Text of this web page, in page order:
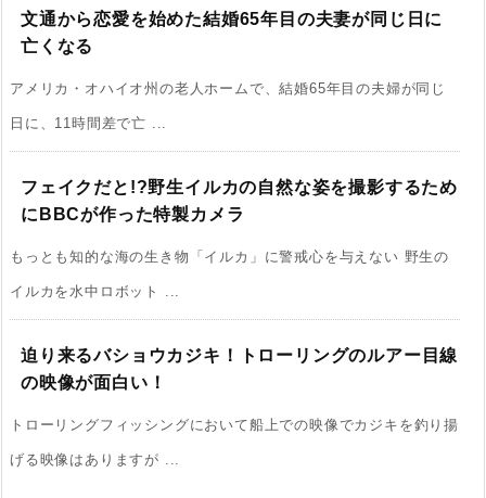
文通から恋愛を始めた結婚65年目の夫妻が同じ日に
亡くなる
アメリカ・オハイオ州の老人ホームで、結婚65年目の夫婦が同じ
日に、11時間差で亡 ...
フェイクだと!?野生イルカの自然な姿を撮影するため
にBBCが作った特製カメラ
もっとも知的な海の生き物「イルカ」に警戒心を与えない 野生の
イルカを水中ロボット ...
迫り来るバショウカジキ！トローリングのルアー目線
の映像が面白い！
トローリングフィッシングにおいて船上での映像でカジキを釣り揚
げる映像はありますが ...